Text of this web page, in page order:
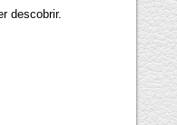
descobrir.